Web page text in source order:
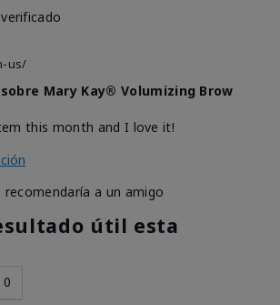
us/
Mary Kay® Volumizing Brow
this month and I love it!
recomendaría a un amigo
útil esta
0